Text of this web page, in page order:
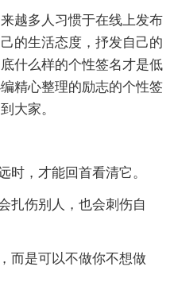
越多人习惯于在线上发布
的生活态度，抒发自己的
什么样的个性签名才是低
精心整理的励志的个性签
大家。
时，才能回首看清它。
扎伤别人，也会刺伤自
而是可以不做你不想做